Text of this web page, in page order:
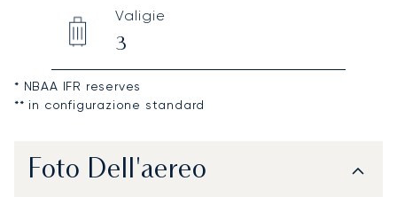
Valigie
3
* NBAA IFR reserves
** in configurazione standard
Foto Dell'aereo